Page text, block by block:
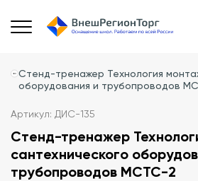
Стенд-тренажер Технология
оборудования и трубопроводов
Артикул: ДИС-135
Стенд-тренажер
сантехнического
трубопроводов МСТС-2